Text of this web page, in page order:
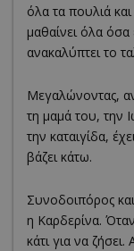
όλα τα πουλιά
μαθαίνει όλα όσα
ανακαλύπτει το
Μεγαλώνοντας,
τη μαμά του, την
την καταιγίδα,
βάζει κάτω.
Συνοδοιπόρος
η Καρδερίνα.
κάτι για να ζήσει.